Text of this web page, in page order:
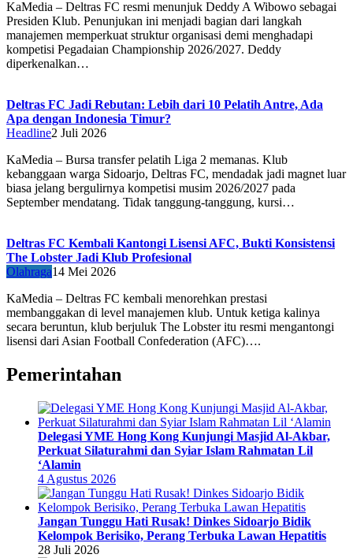
KaMedia – Deltras FC resmi menunjuk Deddy A Wibowo sebagai
Presiden Klub. Penunjukan ini menjadi bagian dari langkah
manajemen memperkuat struktur organisasi demi menghadapi
kompetisi Pegadaian Championship 2026/2027. Deddy
diperkenalkan…
Deltras FC Jadi Rebutan: Lebih dari 10 Pelatih Antre, Ada
Apa dengan Indonesia Timur?
Headline2 Juli 2026
KaMedia – Bursa transfer pelatih Liga 2 memanas. Klub
kebanggaan warga Sidoarjo, Deltras FC, mendadak jadi magnet luar
biasa jelang bergulirnya kompetisi musim 2026/2027 pada
September mendatang. Tidak tanggung-tanggung, kursi…
Deltras FC Kembali Kantongi Lisensi AFC, Bukti Konsistensi
The Lobster Jadi Klub Profesional
Olahraga14 Mei 2026
KaMedia – Deltras FC kembali menorehkan prestasi
membanggakan di level manajemen klub. Untuk ketiga kalinya
secara beruntun, klub berjuluk The Lobster itu resmi mengantongi
lisensi dari Asian Football Confederation (AFC)….
Pemerintahan
Delegasi YME Hong Kong Kunjungi Masjid Al-Akbar,
Perkuat Silaturahmi dan Syiar Islam Rahmatan Lil
‘Alamin
4 Agustus 2026
Jangan Tunggu Hati Rusak! Dinkes Sidoarjo Bidik
Kelompok Berisiko, Perang Terbuka Lawan Hepatitis
28 Juli 2026